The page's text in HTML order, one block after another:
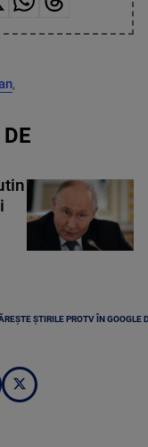
,
ȘTIRILE PROTV ÎN GOOGLE